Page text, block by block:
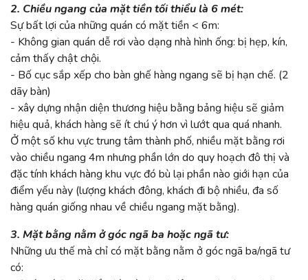
2. Chiều ngang của mặt tiền tối thiểu là 6 mét:
Sự bất lợi của những quán có mặt tiền < 6m:
- Không gian quán dễ rơi vào dạng nhà hình ống: bị hẹp, kín,
cảm thấy chật chội.
- Bố cục sắp xếp cho bàn ghế hàng ngang sẽ bị hạn chế. (2
dãy bàn)
- xây dựng nhận diện thương hiệu bằng bảng hiệu sẽ giảm
hiệu quả, khách hàng sẽ ít chú ý hơn vì lướt qua quá nhanh.
Ở một số khu vực trung tâm thành phố, nhiều mặt bằng rơi
vào chiều ngang 4m nhưng phần lớn do quy hoạch đô thị và
đặc tính khách hàng khu vực đó bù lại phần nào giới hạn của
điểm yếu này (lượng khách đông, khách đi bộ nhiều, đa số
hàng quán giống nhau về chiều ngang mặt bằng).
3. Mặt bằng nằm ở góc ngã ba hoặc ngã tư:
Những ưu thế mà chỉ có mặt bằng nằm ở góc ngã ba/ngã tư
có: